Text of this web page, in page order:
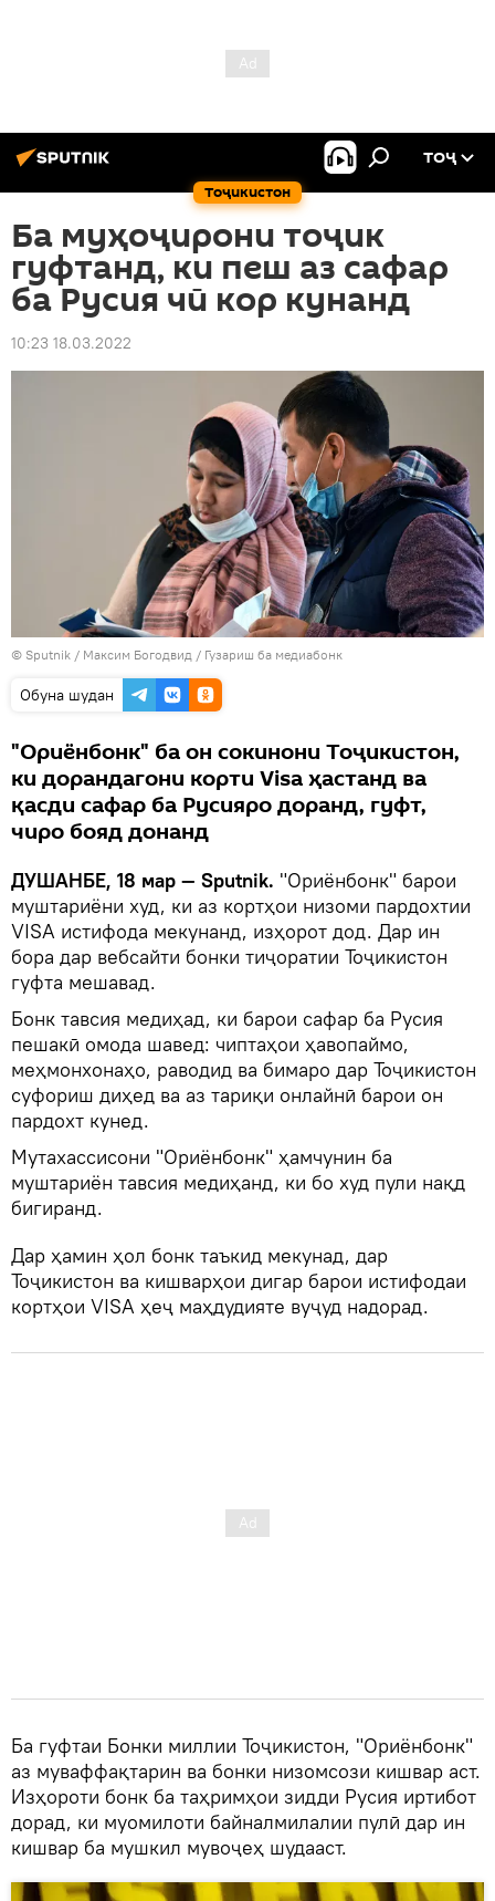
Тоҷикистон
ТОҶ
Ба муҳоҷирони тоҷик
гуфтанд, ки пеш аз сафар
ба Русия чӣ кор кунанд
10:23 18.03.2022
© Sputnik / Максим Богодвид / Гузариш ба медиабонк
Обуна шудан
"Ориёнбонк" ба он сокинони Тоҷикистон,
ки дорандагони корти Visa ҳастанд ва
қасди сафар ба Русияро доранд, гуфт,
чиро бояд донанд
ДУШАНБЕ, 18 мар — Sputnik. "Ориёнбонк" барои
муштариёни худ, ки аз кортҳои низоми пардохтии
VISA истифода мекунанд, изҳорот дод. Дар ин
бора дар вебсайти бонки тиҷоратии Тоҷикистон
гуфта мешавад.
Бонк тавсия медиҳад, ки барои сафар ба Русия
пешакӣ омода шавед: чиптаҳои ҳавопаймо,
меҳмонхонаҳо, раводид ва бимаро дар Тоҷикистон
суфориш диҳед ва аз тариқи онлайнӣ барои он
пардохт кунед.
Мутахассисони "Ориёнбонк" ҳамчунин ба
муштариён тавсия медиҳанд, ки бо худ пули нақд
бигиранд.
Дар ҳамин ҳол бонк таъкид мекунад, дар
Тоҷикистон ва кишварҳои дигар барои истифодаи
кортҳои VISA ҳеҷ маҳдудияте вуҷуд надорад.
Ба гуфтаи Бонки миллии Тоҷикистон, "Ориёнбонк"
аз муваффақтарин ва бонки низомсози кишвар аст.
Изҳороти бонк ба таҳримҳои зидди Русия иртибот
дорад, ки муомилоти байналмилалии пулӣ дар ин
кишвар ба мушкил мувоҷеҳ шудааст.